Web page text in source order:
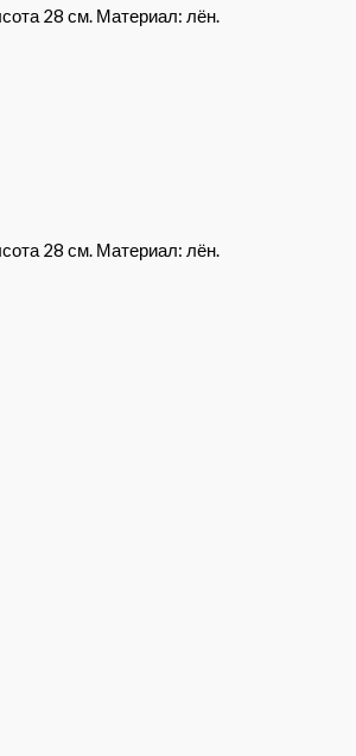
28 см. Материал: лён.
28 см. Материал: лён.